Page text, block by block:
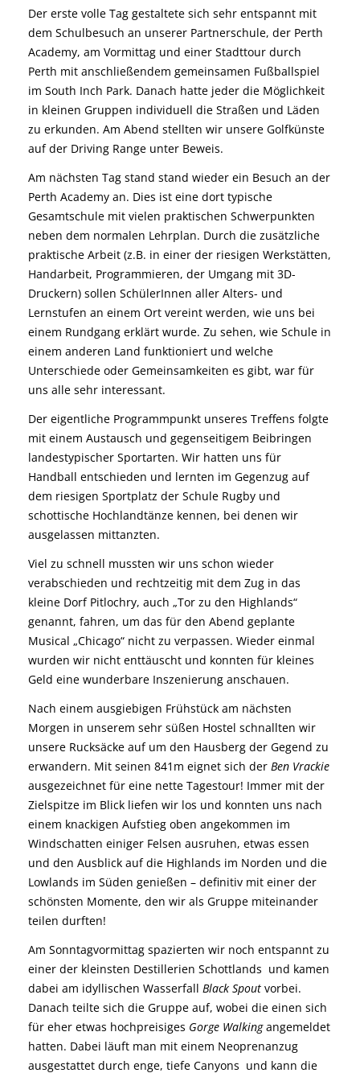
Der erste volle Tag gestaltete sich sehr entspannt mit
dem Schulbesuch an unserer Partnerschule, der Perth
Academy, am Vormittag und einer Stadttour durch
Perth mit anschließendem gemeinsamen Fußballspiel
im South Inch Park. Danach hatte jeder die Möglichkeit
in kleinen Gruppen individuell die Straßen und Läden
zu erkunden. Am Abend stellten wir unsere Golfkünste
auf der Driving Range unter Beweis.
Am nächsten Tag stand stand wieder ein Besuch an der
Perth Academy an. Dies ist eine dort typische
Gesamtschule mit vielen praktischen Schwerpunkten
neben dem normalen Lehrplan. Durch die zusätzliche
praktische Arbeit (z.B. in einer der riesigen Werkstätten,
Handarbeit, Programmieren, der Umgang mit 3D-
Druckern) sollen SchülerInnen aller Alters- und
Lernstufen an einem Ort vereint werden, wie uns bei
einem Rundgang erklärt wurde. Zu sehen, wie Schule in
einem anderen Land funktioniert und welche
Unterschiede oder Gemeinsamkeiten es gibt, war für
uns alle sehr interessant.
Der eigentliche Programmpunkt unseres Treffens folgte
mit einem Austausch und gegenseitigem Beibringen
landestypischer Sportarten. Wir hatten uns für
Handball entschieden und lernten im Gegenzug auf
dem riesigen Sportplatz der Schule Rugby und
schottische Hochlandtänze kennen, bei denen wir
ausgelassen mittanzten.
Viel zu schnell mussten wir uns schon wieder
verabschieden und rechtzeitig mit dem Zug in das
kleine Dorf Pitlochry, auch „Tor zu den Highlands“
genannt, fahren, um das für den Abend geplante
Musical „Chicago“ nicht zu verpassen. Wieder einmal
wurden wir nicht enttäuscht und konnten für kleines
Geld eine wunderbare Inszenierung anschauen.
Nach einem ausgiebigen Frühstück am nächsten
Morgen in unserem sehr süßen Hostel schnallten wir
unsere Rucksäcke auf um den Hausberg der Gegend zu
erwandern. Mit seinen 841m eignet sich der Ben Vrackie
ausgezeichnet für eine nette Tagestour! Immer mit der
Zielspitze im Blick liefen wir los und konnten uns nach
einem knackigen Aufstieg oben angekommen im
Windschatten einiger Felsen ausruhen, etwas essen
und den Ausblick auf die Highlands im Norden und die
Lowlands im Süden genießen – definitiv mit einer der
schönsten Momente, den wir als Gruppe miteinander
teilen durften!
Am Sonntagvormittag spazierten wir noch entspannt zu
einer der kleinsten Destillerien Schottlands und kamen
dabei am idyllischen Wasserfall Black Spoutvorbei.
Danach teilte sich die Gruppe auf, wobei die einen sich
für eher etwas hochpreisiges Gorge Walkingangemeldet
hatten. Dabei läuft man mit einem Neoprenanzug
ausgestattet durch enge, tiefe Canyons und kann die